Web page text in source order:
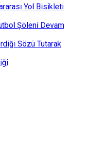
Yol Bisikleti
Şöleni Devam
Sözü Tutarak